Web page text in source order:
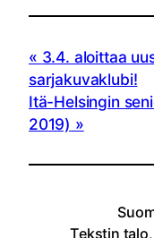
3.4. aloittaa
sarjakuvaklubi!
Itä-Helsingin
2019)
Tekstin